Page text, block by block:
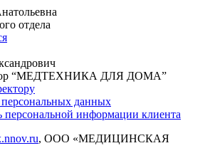
отдела
“МЕДТЕХНИКА ДЛЯ ДОМА”
данных
персональной информации клиента
, ООО «МЕДИЦИНСКАЯ